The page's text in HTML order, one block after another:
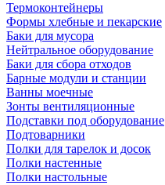
Термоконтейнеры
Формы хлебные и пекарские
Баки для мусора
Нейтральное оборудование
Баки для сбора отходов
Барные модули и станции
Ванны моечные
Зонты вентиляционные
Подставки под оборудование
Подтоварники
Полки для тарелок и досок
Полки настенные
Полки настольные